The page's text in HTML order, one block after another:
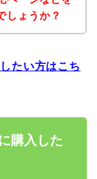
しょうか？
たい方はこち
購入した